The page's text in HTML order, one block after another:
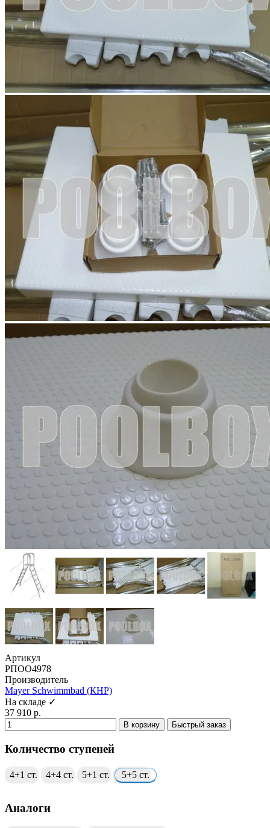
Артикул
РПОО4978
Производитель
Mayer Schwimmbad (КНР)
На складе ✓
37 910 р.
В корзину Быстрый заказ
Количество ступеней
4+1 ст. 4+4 ст. 5+1 ст. 5+5 ст.
Аналоги